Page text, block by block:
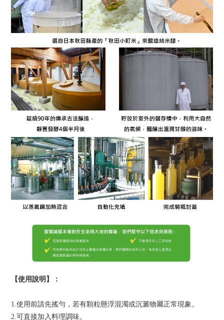
【使用說明】：
1.使用前請先搖勻，若有顆粒懸浮混濁或沉澱物屬正常現象。
2.可直接加入料理調味。